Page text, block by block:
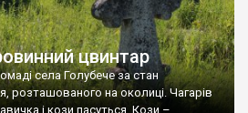
цвинтар
села Голубече за стан
розташованого на околиці. Чагарів
і кози пасуться. Кози –